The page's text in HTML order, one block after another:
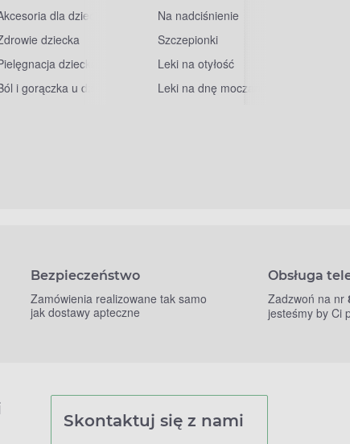
dla dzieci
dziecka
dziecka
i gorączka u dzieci
Na nadciśnienie
Szczepionki
Leki na otyłość
Leki na dnę moczanową
Bezpieczeństwo
Zamówienia realizowane tak samo
jak dostawy apteczne
Obsługa
Zadzwoń na nr
jesteśmy by Ci
Skontaktuj się z nami